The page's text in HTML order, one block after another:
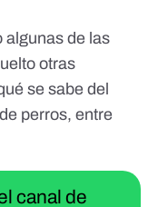
algunas de las
otras
se sabe del
perros, entre
canal de